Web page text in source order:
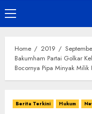
Primary
Menu
Home 2019
Bakumham Partai Golkar
Bocornya Pipa Minyak Milik
Berita Terkini Hukum